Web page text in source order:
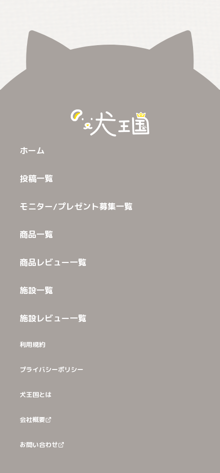
ホーム
投稿一覧
モニター/プレゼント募集一覧
商品一覧
商品レビュー一覧
施設一覧
施設レビュー一覧
利用規約
プライバシーポリシー
犬王国とは
会社概要
お問い合わせ